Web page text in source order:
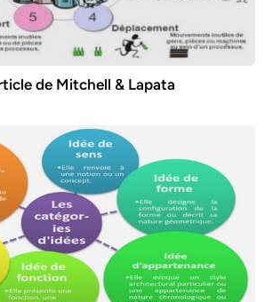
de Mitchell & Lapata